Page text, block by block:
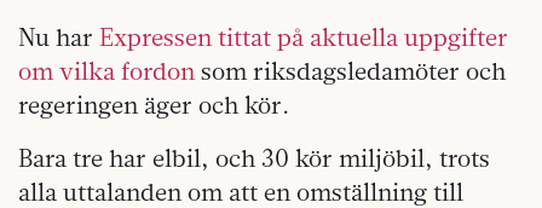
Nu har Expressen tittat på aktuella uppgifter
om vilka fordon som riksdagsledamöter och
regeringen äger och kör.
Bara tre har elbil, och 30 kör miljöbil, trots
alla uttalanden om att en omställning till